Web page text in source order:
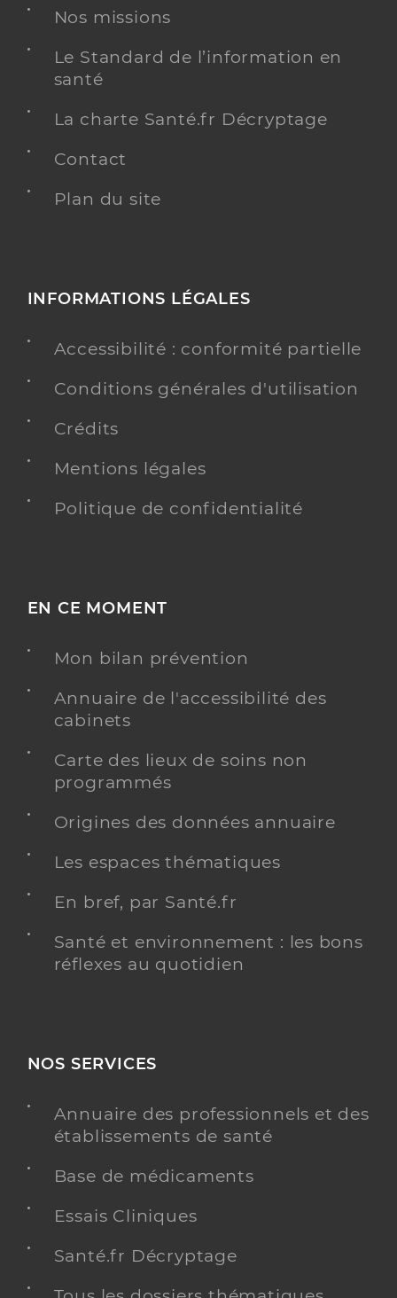
Nos missions
Le Standard de l’information en
santé
La charte Santé.fr Décryptage
Contact
Plan du site
INFORMATIONS LÉGALES
Accessibilité : conformité partielle
Conditions générales d'utilisation
Crédits
Mentions légales
Politique de confidentialité
EN CE MOMENT
Mon bilan prévention
Annuaire de l'accessibilité des
cabinets
Carte des lieux de soins non
programmés
Origines des données annuaire
Les espaces thématiques
En bref, par Santé.fr
Santé et environnement : les bons
réflexes au quotidien
NOS SERVICES
Annuaire des professionnels et des
établissements de santé
Base de médicaments
Essais Cliniques
Santé.fr Décryptage